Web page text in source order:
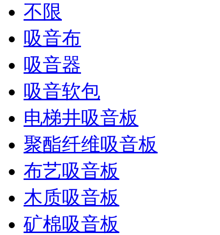
不限
吸音布
吸音器
吸音软包
电梯井吸音板
聚酯纤维吸音板
布艺吸音板
木质吸音板
矿棉吸音板